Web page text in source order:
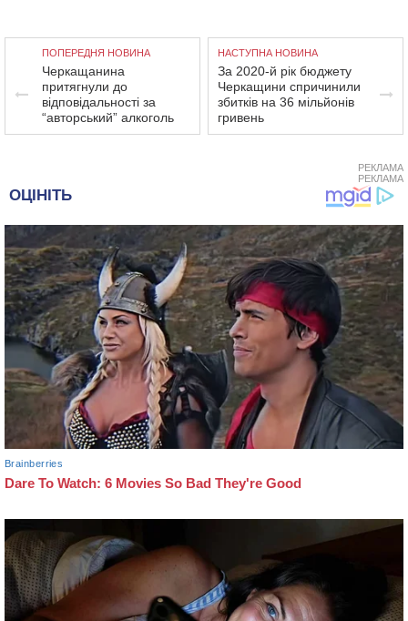
ПОПЕРЕДНЯ НОВИНА
Черкащанина
притягнули до
відповідальності за
“авторський” алкоголь
НАСТУПНА НОВИНА
За 2020-й рік бюджету
Черкащини спричинили
збитків на 36 мільйонів
гривень
РЕКЛАМА
РЕКЛАМА